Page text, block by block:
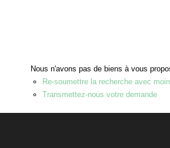
Nous n'avons pas de biens à vous
Re-soumettre la recherche avec
Transmettez-nous votre demande